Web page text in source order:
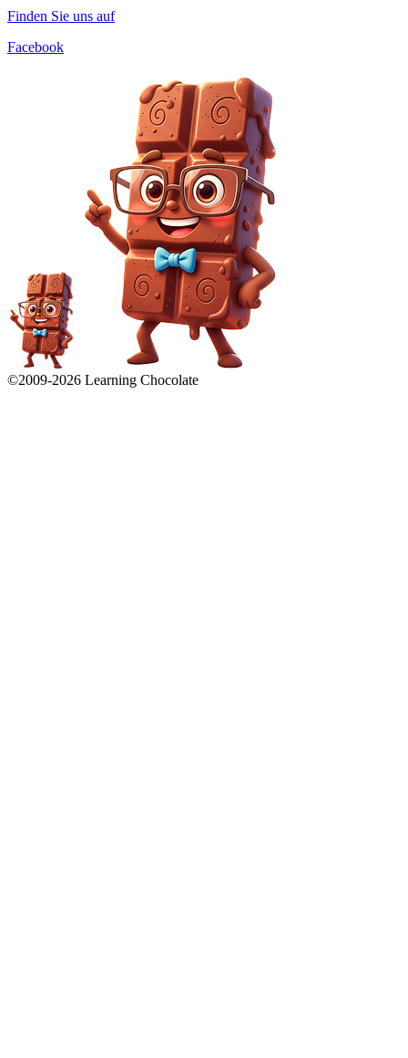
Finden Sie uns auf
Facebook
©2009-2026 Learning Chocolate